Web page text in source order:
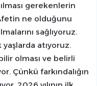
gerekenlerin
ne olduğunu
sağlıyoruz.
atıyoruz.
olması ve belirli
Çünkü farkındalığın